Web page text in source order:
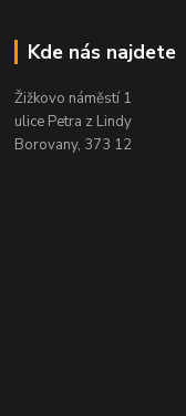
Kde nás najdete
Žižkovo náměstí 1
ulice Petra z Lindy
Borovany, 373 12